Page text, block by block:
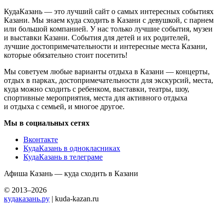
КудаКазань — это лучший сайт о самых интересных событиях
Казани. Мы знаем куда сходить в Казани с девушкой, с парнем
или большой компанией. У нас только лучшие события, музеи
и выставки Казани. События для детей и их родителей,
лучшие достопримечательности и интересные места Казани,
которые обязательно стоит посетить!
Мы советуем любые варианты отдыха в Казани — концерты,
отдых в парках, достопримечательности для экскурсий, места,
куда можно сходить с ребенком, выставки, театры, шоу,
спортивные мероприятия, места для активного отдыха
и отдыха с семьей, и многое другое.
Мы в социальных сетях
Вконтакте
КудаКазань в однокласниках
КудаКазань в телеграме
Афиша Казань — куда сходить в Казани
© 2013–2026
кудаказань.ру | kuda-kazan.ru